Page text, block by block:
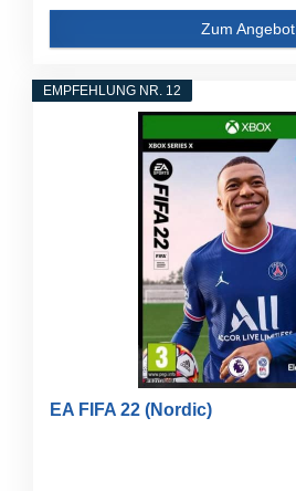
Zum Angebot
EMPFEHLUNG NR. 12
EA FIFA 22 (Nordic)